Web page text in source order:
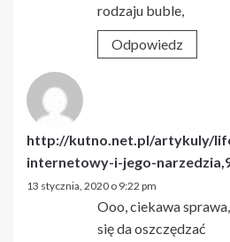
rodzaju buble,
Odpowiedz
http://kutno.net.pl/artykuly/
internetowy-i-jego-
13 stycznia, 2020 o 9:22 pm
Ooo, ciekawa
się da oszczędzać